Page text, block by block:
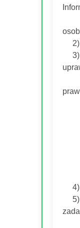
o
2)
3)
do
a)
b)
c)
d)
e)
f)
4)
5)